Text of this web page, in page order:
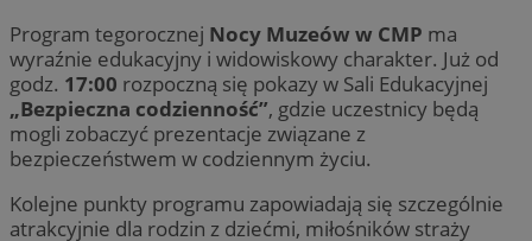
Program tegorocznej Nocy Muzeów w CMP ma
wyraźnie edukacyjny i widowiskowy charakter. Już od
godz. 17:00 rozpoczną się pokazy w Sali Edukacyjnej
„Bezpieczna codzienność”, gdzie uczestnicy będą
mogli zobaczyć prezentacje związane z
bezpieczeństwem w codziennym życiu.
Kolejne punkty programu zapowiadają się szczególnie
atrakcyjnie dla rodzin z dziećmi, miłośników straży